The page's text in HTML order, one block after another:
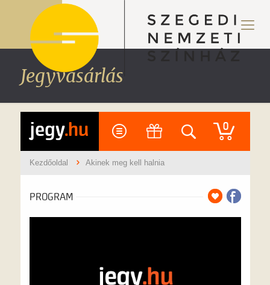
Jegyvásárlás